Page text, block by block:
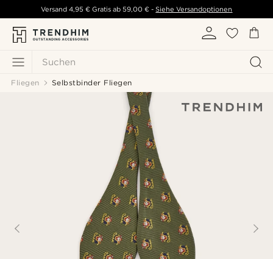
Suchen
Versand 4,95 € Gratis ab 59,00 € - Siehe Versandoptionen
Fliegen Selbstbinder Fliegen